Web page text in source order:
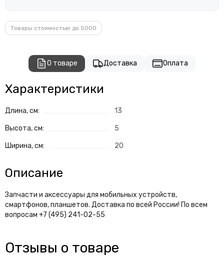
Товары стоимостью до 5000
О товаре Доставка Оплата
Характеристики
Длина, см: 13
Высота, см: 5
Ширина, см: 20
Описание
Запчасти и аксессуары для мобильных устройств,
смартфонов, планшетов. Доставка по всей России! По всем
вопросам +7 (495) 241-02-55
Отзывы о товаре